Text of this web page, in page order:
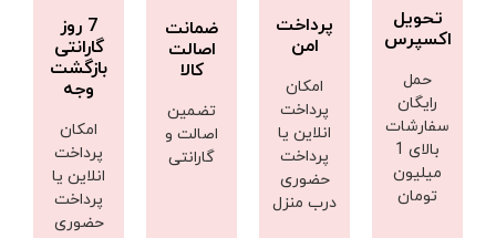
تحویل
اکسپرس
حمل
رایگان
سفارشات
بالای 1
میلیون
تومان
پرداخت
امن
امکان
پرداخت
انلاین یا
پرداخت
حضوری
درب منزل
ضمانت
اصالت
کالا
تضمین
اصالت و
گارانتی
7 روز
گارانتی
بازگشت
وجه
امکان
پرداخت
انلاین یا
پرداخت
حضوری